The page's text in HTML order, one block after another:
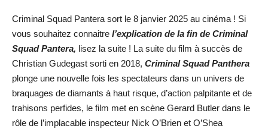
Criminal Squad Pantera sort le 8 janvier 2025 au cinéma ! Si
vous souhaitez connaitre l’explication de la fin de Criminal
Squad Pantera, lisez la suite ! La suite du film à succès de
Christian Gudegast sorti en 2018, Criminal Squad Panthera
plonge une nouvelle fois les spectateurs dans un univers de
braquages de diamants à haut risque, d’action palpitante et de
trahisons perfides, le film met en scène Gerard Butler dans le
rôle de l’implacable inspecteur Nick O’Brien et O’Shea